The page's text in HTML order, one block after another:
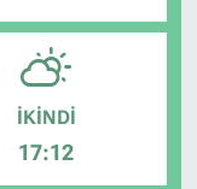
İKINDI
17:12